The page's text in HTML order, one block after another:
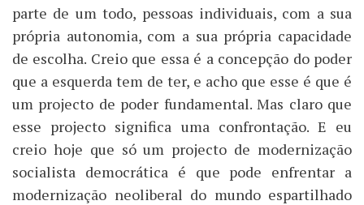
parte de um todo, pessoas individuais, com a sua
própria autonomia, com a sua própria capacidade
de escolha. Creio que essa é a concepção do poder
que a esquerda tem de ter, e acho que esse é que é
um projecto de poder fundamental. Mas claro que
esse projecto significa uma confrontação. E eu
creio hoje que só um projecto de modernização
socialista democrática é que pode enfrentar a
modernização neoliberal do mundo espartilhado